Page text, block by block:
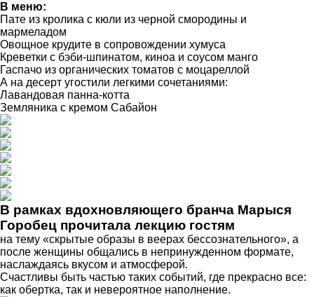
В меню:
Пате из кролика с кюли из черной смородины и
мармеладом
Овощное крудите в сопровождении хумуса
Креветки с бэби-шпинатом, киноа и соусом манго
Гаспачо из органических томатов с моцареллой
А на десерт угостили легкими сочетаниями:
Лавандовая панна-котта
Земляника с кремом Сабайон
В рамках вдохновляющего бранча Марыся
Горобец прочитала лекцию гостям
на тему «скрытые образы в веерах бессознательного», а
после женщины общались в непринужденном формате,
наслаждаясь вкусом и атмосферой.
Счастливы быть частью таких событий, где прекрасно все:
как обертка, так и невероятное наполнение.